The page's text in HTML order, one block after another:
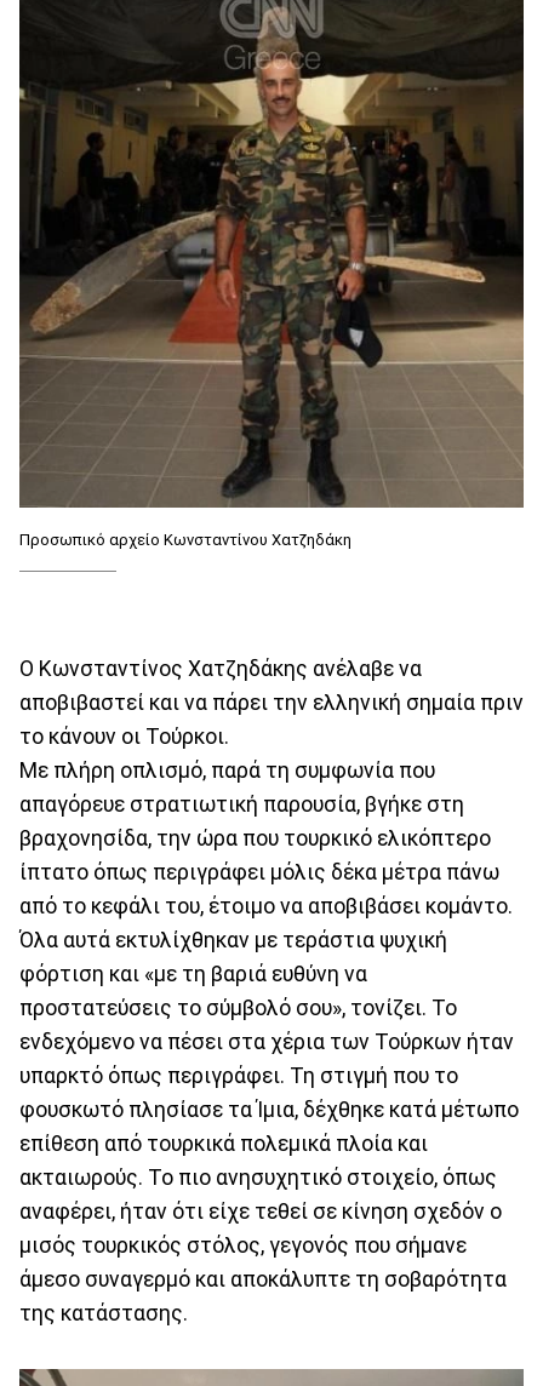
Προσωπικό αρχείο Κωνσταντίνου Χατζηδάκη
Ο Κωνσταντίνος Χατζηδάκης ανέλαβε να
αποβιβαστεί και να πάρει την ελληνική σημαία πριν
το κάνουν οι Τούρκοι.
Με πλήρη οπλισμό, παρά τη συμφωνία που
απαγόρευε στρατιωτική παρουσία, βγήκε στη
βραχονησίδα, την ώρα που τουρκικό ελικόπτερο
ίπτατο όπως περιγράφει μόλις δέκα μέτρα πάνω
από το κεφάλι του, έτοιμο να αποβιβάσει κομάντο.
Όλα αυτά εκτυλίχθηκαν με τεράστια ψυχική
φόρτιση και «με τη βαριά ευθύνη να
προστατεύσεις το σύμβολό σου», τονίζει. Το
ενδεχόμενο να πέσει στα χέρια των Τούρκων ήταν
υπαρκτό όπως περιγράφει. Τη στιγμή που το
φουσκωτό πλησίασε τα Ίμια, δέχθηκε κατά μέτωπο
επίθεση από τουρκικά πολεμικά πλοία και
ακταιωρούς. Το πιο ανησυχητικό στοιχείο, όπως
αναφέρει, ήταν ότι είχε τεθεί σε κίνηση σχεδόν ο
μισός τουρκικός στόλος, γεγονός που σήμανε
άμεσο συναγερμό και αποκάλυπτε τη σοβαρότητα
της κατάστασης.